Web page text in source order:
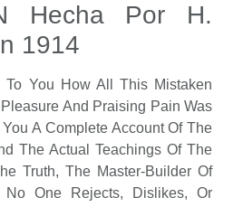
Hecha Por H.
1914
You How All This Mistaken
And Praising Pain Was
A Complete Account Of The
The Actual Teachings Of The
Truth, The Master-Builder Of
No One Rejects, Dislikes, Or